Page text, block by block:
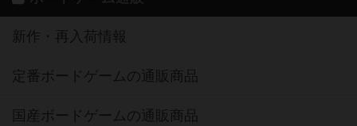
新作・再入荷情報
定番ボードゲームの通販商品
国産ボードゲームの通販商品